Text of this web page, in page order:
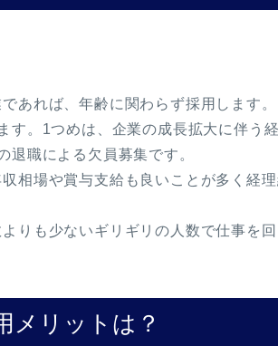
あれば、年齢に関わらず採用します。
す。1つめは、企業の成長拡大に伴う
退職による欠員募集です。
相場や賞与支給も良いことが多く経
りも少ないギリギリの人数で仕事を
メリットは？